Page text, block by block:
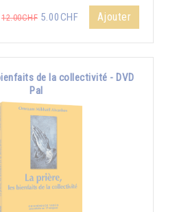
12.00CHF 5.00CHF Ajouter
de la collectivité - DVD
Pal